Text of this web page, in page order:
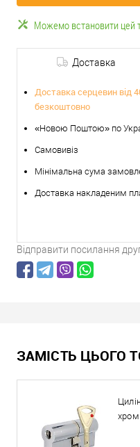
Можемо встановити цей
Доставка
Доставка серцевин від
безкоштовно
«Новою Поштою» по
Самовивіз
Мінімальна сума
Доставка накладеним
Відправити посилання
ЗАМІСТЬ ЦЬОГО
хром